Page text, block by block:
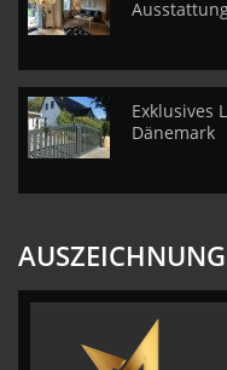
Exklusives
Dänemark